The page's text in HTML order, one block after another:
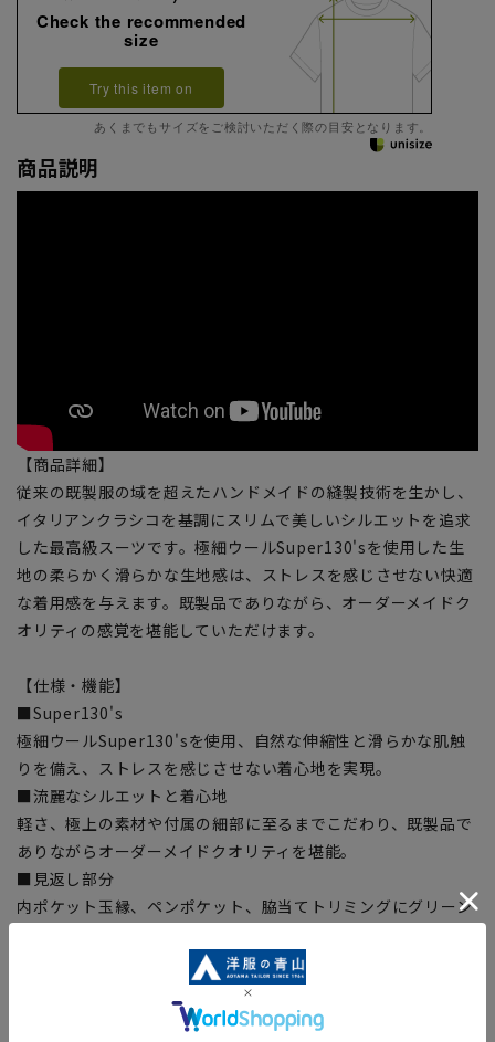
Check the recommended
size
Try this item on
あくまでもサイズをご検討いただく際の目安となります。
商品説明
【商品詳細】
従来の既製服の域を超えたハンドメイドの縫製技術を生かし、
イタリアンクラシコを基調にスリムで美しいシルエットを追求
した最高級スーツです。極細ウールSuper130'sを使用した生
地の柔らかく滑らかな生地感は、ストレスを感じさせない快適
な着用感を与えます。既製品でありながら、オーダーメイドク
オリティの感覚を堪能していただけます。
【仕様・機能】
■Super130's
極細ウールSuper130'sを使用、自然な伸縮性と滑らかな肌触
りを備え、ストレスを感じさせない着心地を実現。
■流麗なシルエットと着心地
軽さ、極上の素材や付属の細部に至るまでこだわり、既製品で
ありながらオーダーメイドクオリティを堪能。
■見返し部分
内ポケット玉縁、ペンポケット、脇当てトリミングにグリーン
ジャケットの裏地に静電気を抑え吸湿性に優れたコットン由来
の繊維ベンベルグ®裏地を採用。静電気を抑え虜になるほどの